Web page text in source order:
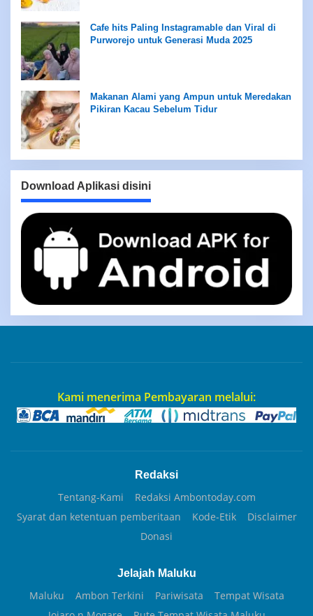
Cafe hits Paling Instagramable dan Viral di
Purworejo untuk Generasi Muda 2025
Makanan Alami yang Ampun untuk Meredakan
Pikiran Kacau Sebelum Tidur
Download Aplikasi disini
Kami menerima Pembayaran melalui:
Redaksi
Tentang-Kami
Redaksi Ambontoday.com
Syarat dan ketentuan pemberitaan
Kode-Etik
Disclaimer
Donasi
Jelajah Maluku
Maluku Ambon Terkini Pariwisata
Tempat Wisata